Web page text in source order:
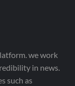
we work
in news.
such as